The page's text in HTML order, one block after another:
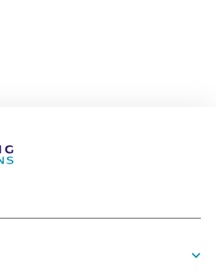
FacebookSie uns auf YouTube